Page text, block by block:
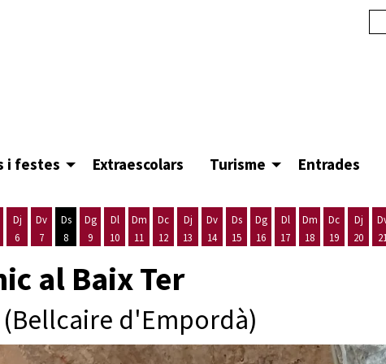
i festes Extraescolars Turisme Entrades
Dj
6
Dv
7
Ds
8
Dg
9
Dl
10
Dm
11
Dc
12
Dj
13
Dv
14
Ds
15
Dg
16
Dl
17
Dm
18
Dc
19
Dj
20
al Baix Ter
d'Empordà)